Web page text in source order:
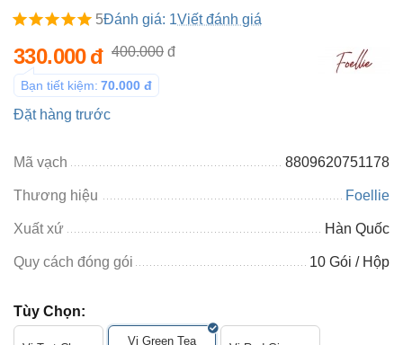
5Đánh giá: 1Viết đánh giá
330.000đ 400.000 đ
Bạn tiết kiệm: 70.000 đ
Đặt hàng trước
Mã vạch 8809620751178
Thương hiệu Foellie
Xuất xứ Hàn Quốc
Quy cách đóng gói 10 Gói / Hộp
Tùy Chọn:
Vị Green Tea